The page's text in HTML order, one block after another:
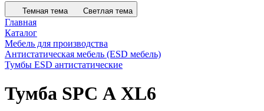
Темная тема Светлая тема
Главная
Каталог
Мебель для производства
Антистатическая мебель (ESD мебель)
Тумбы ESD антистатические
Тумба SPC А XL6